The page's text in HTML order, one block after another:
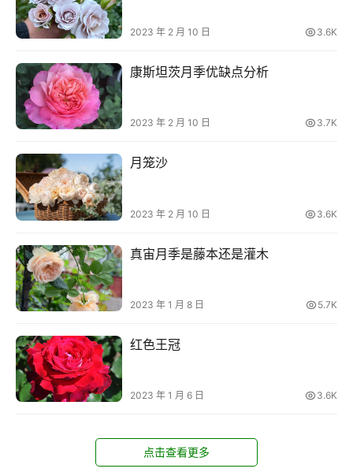
题
季
杂
谈
2023 年 2 月 10 日 3.6K
康斯坦茨月季优缺点分析
2023 年 2 月 10 日 3.7K
月笼沙
2023 年 2 月 10 日 3.6K
真宙月季是藤本还是灌木
2023 年 1 月 8 日 5.7K
红色王冠
2023 年 1 月 6 日 3.6K
点击查看更多